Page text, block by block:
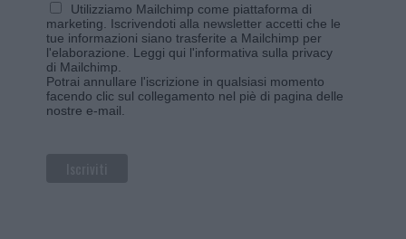
Utilizziamo Mailchimp come piattaforma di
marketing. Iscrivendoti alla newsletter accetti che le
tue informazioni siano trasferite a Mailchimp per
l'elaborazione. Leggi qui l'informativa sulla privacy
di Mailchimp
Potrai annullare l'iscrizione in qualsiasi momento
facendo clic sul collegamento nel piè di pagina delle
nostre e-mail.